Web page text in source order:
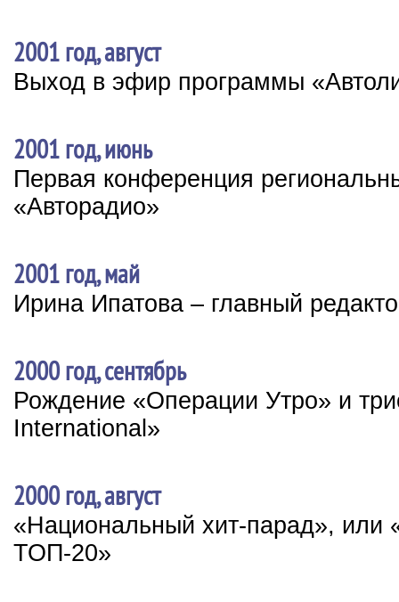
2001 год, август
Выход в эфир программы
2001 год, июнь
Первая конференция
«Авторадио»
2001 год, май
Ирина Ипатова – главный
2000 год, сентябрь
Рождение «Операции Утро» и
International»
2000 год, август
«Национальный хит-парад», или
ТОП-20»